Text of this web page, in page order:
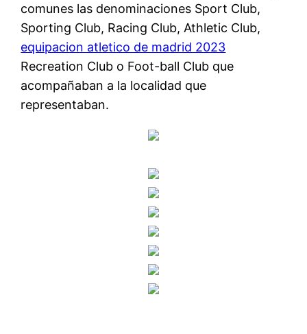
comunes las denominaciones Sport Club,
Sporting Club, Racing Club, Athletic Club,
equipacion atletico de madrid 2023
Recreation Club o Foot-ball Club que
acompañaban a la localidad que
representaban.